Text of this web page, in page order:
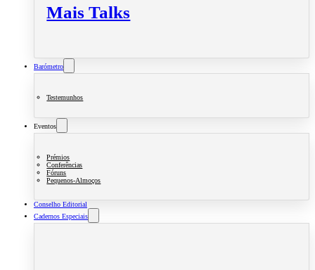
Mais Talks
Barómetro
Testemunhos
Eventos
Prémios
Conferências
Fóruns
Pequenos-Almoços
Conselho Editorial
Cadernos Especiais